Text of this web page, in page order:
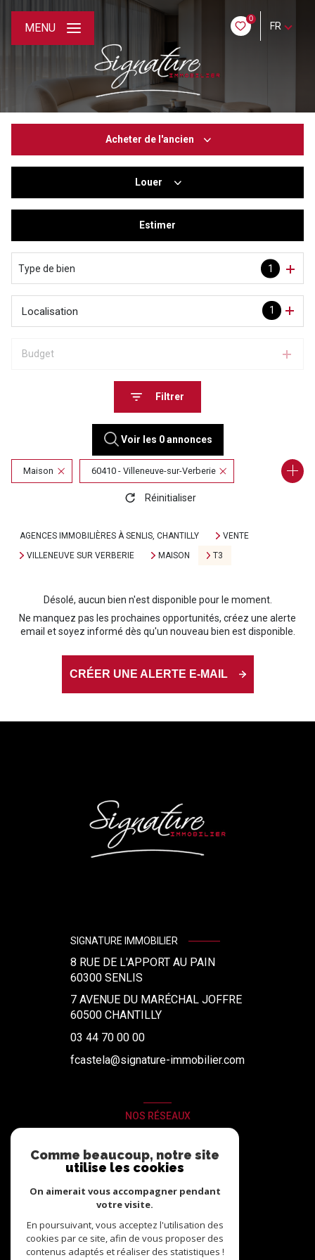
0
FR
MENU
Acheter de l'ancien
De l'immo pro
Louer
De l'immo pro
Estimer
Type de bien 1
1
Localisation
Budget
Filtrer
Voir les 0annonces
Maison 60410 - Villeneuve-sur-Verberie
Réinitialiser
AGENCES IMMOBILIÈRES À SENLIS, CHANTILLY
VENTE
VILLENEUVE SUR VERBERIE
MAISON T3
Désolé, aucun bien n'est disponible pour le moment.
Ne manquez pas les prochaines opportunités, créez une alerte
email et soyez informé dès qu'un nouveau bien est disponible.
CRÉER UNE ALERTE E-MAIL
SIGNATURE IMMOBILIER
8 RUE DE L'APPORT AU PAIN
60300 SENLIS
7 AVENUE DU MARÉCHAL JOFFRE
60500 CHANTILLY
03 44 70 00 00
fcastela@signature-immobilier.com
NOS RÉSEAUX
Comme beaucoup, notre site
utilise les cookies
On aimerait vous accompagner pendant
votre visite.
En poursuivant, vous acceptez l'utilisation des
cookies par ce site, afin de vous proposer des
contenus adaptés et réaliser des statistiques !